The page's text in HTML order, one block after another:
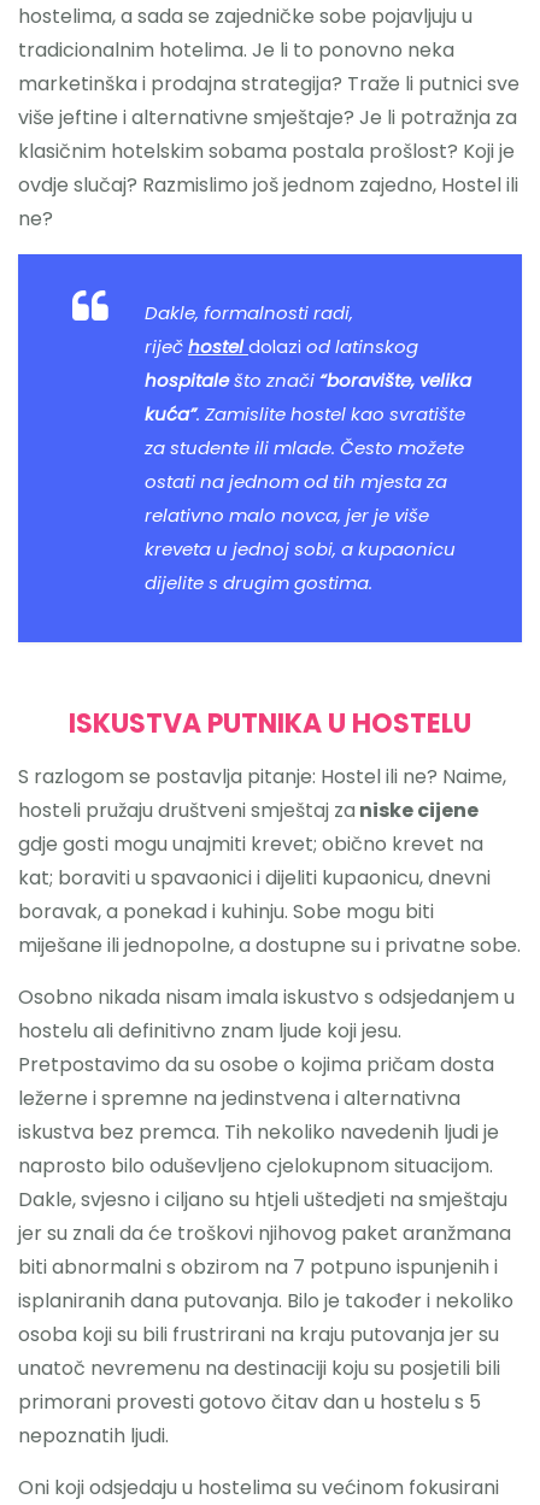
hostelima, a sada se zajedničke sobe pojavljuju u
tradicionalnim hotelima. Je li to ponovno neka
marketinška i prodajna strategija? Traže li putnici sve
više jeftine i alternativne smještaje? Je li potražnja za
klasičnim hotelskim sobama postala prošlost? Koji je
ovdje slučaj? Razmislimo još jednom zajedno, Hostel ili
ne?
Dakle, formalnosti radi,
riječhosteldolazi od latinskog
hospitalešto znači“boravište, velika
kuća”. Zamislite hostel kao svratište
za studente ili mlade. Često možete
ostati na jednom od tih mjesta za
relativno malo novca, jer je više
kreveta u jednoj sobi, a kupaonicu
dijelite s drugim gostima.
ISKUSTVA PUTNIKA U HOSTELU
S razlogom se postavlja pitanje: Hostel ili ne? Naime,
hosteli pružaju društveni smještaj za niske cijene
gdje gosti mogu unajmiti krevet; obično krevet na
kat; boraviti u spavaonici i dijeliti kupaonicu, dnevni
boravak, a ponekad i kuhinju. Sobe mogu biti
miješane ili jednopolne, a dostupne su i privatne sobe.
Osobno nikada nisam imala iskustvo s odsjedanjem u
hostelu ali definitivno znam ljude koji jesu.
Pretpostavimo da su osobe o kojima pričam dosta
ležerne i spremne na jedinstvena i alternativna
iskustva bez premca. Tih nekoliko navedenih ljudi je
naprosto bilo oduševljeno cjelokupnom situacijom.
Dakle, svjesno i ciljano su htjeli uštedjeti na smještaju
jer su znali da će troškovi njihovog paket aranžmana
biti abnormalni s obzirom na 7 potpuno ispunjenih i
isplaniranih dana putovanja. Bilo je također i nekoliko
osoba koji su bili frustrirani na kraju putovanja jer su
unatoč nevremenu na destinaciji koju su posjetili bili
primorani provesti gotovo čitav dan u hostelu s 5
nepoznatih ljudi.
Oni koji odsjedaju u hostelima su većinom fokusirani